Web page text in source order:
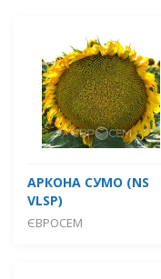
АРКОНА СУМО (NS
VLSP)
ЄВРОСЕМ